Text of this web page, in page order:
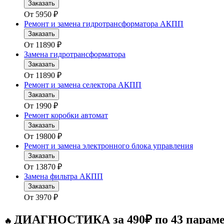
Заказать
От 5950 ₽
Ремонт и замена гидротрансформатора АКПП
Заказать
От 11890 ₽
Замена гидротрансформатора
Заказать
От 11890 ₽
Ремонт и замена селектора АКПП
Заказать
От 1990 ₽
Ремонт коробки автомат
Заказать
От 19800 ₽
Ремонт и замена электронного блока управления
Заказать
От 13870 ₽
Замена фильтра АКПП
Заказать
От 3970 ₽
🔥 ДИАГНОСТИКА за 490₽ по 43